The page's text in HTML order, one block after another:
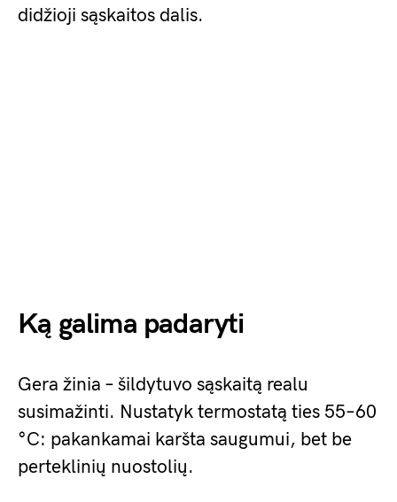
didžioji sąskaitos dalis.
Ką galima padaryti
Gera žinia – šildytuvo sąskaitą realu
susimažinti. Nustatyk termostatą ties 55–60
°C: pakankamai karšta saugumui, bet be
perteklinių nuostolių.